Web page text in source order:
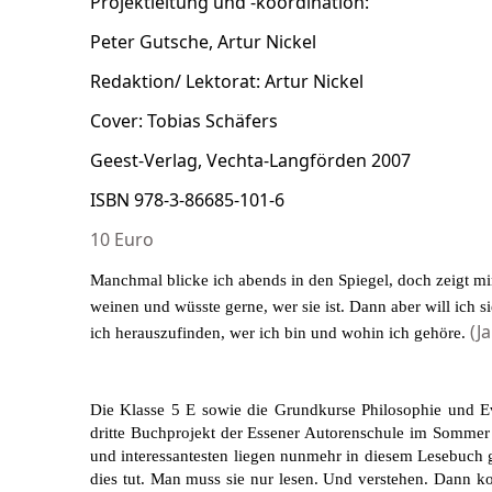
Peter Gutsche, Artur Nickel
Redaktion/ Lektorat: Artur Nickel
Cover: Tobias Schäfers
Geest-Verlag, Vechta-Langförden 2007
ISBN 978-3-86685-101-6
10 Euro
Manchmal blicke ich abends in den Spiegel, doch zeigt
weinen und wüsste gerne, wer sie ist. Dann aber will ich
ich herauszufinden, wer ich bin und wohin ich gehöre.
Die Klasse 5 E sowie die Grundkurse Philosophie und
dritte Buchprojekt der Essener Autorenschule im
und interessantesten liegen nunmehr in diesem
dies tut. Man muss sie nur lesen. Und verstehen. Dann